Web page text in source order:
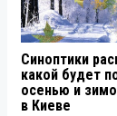
Синоптики
какой будет
осенью и
в Киеве